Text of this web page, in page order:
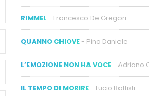
RIMMEL - Francesco De Gregori
QUANNO CHIOVE - Pino Daniele
L’EMOZIONE NON HA VOCE - Adriano
IL TEMPO DI MORIRE - Lucio Battisti